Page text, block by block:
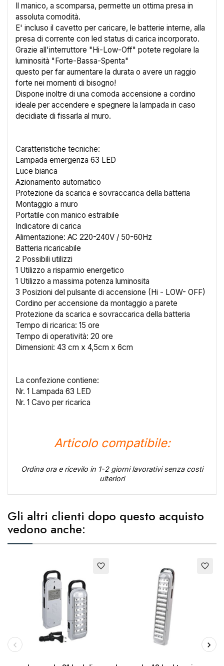
Il manico, a scomparsa, permette un ottima presa in
assoluta comodità.
E' incluso il cavetto per caricare, le batterie interne, alla
presa di corrente con led status di carica incorporato.
Grazie all'interruttore "Hi-Low-Off" potete regolare la
luminosità "Forte-Bassa-Spenta"
questo per far aumentare la durata o avere un raggio
forte nei momenti di bisogno!
Dispone inoltre di una comoda accensione a cordino
ideale per accendere e spegnere la lampada in caso
decidiate di fissarla al muro.
Caratteristiche tecniche:
Lampada emergenza 63 LED
Luce bianca
Azionamento automatico
Protezione da scarica e sovraccarica della batteria
Montaggio a muro
Portatile con manico estraibile
Indicatore di carica
Alimentazione: AC 220-240V / 50-60Hz
Batteria ricaricabile
2 Possibili utilizzi
1 Utilizzo a risparmio energetico
1 Utilizzo a massima potenza luminosita
3 Posizioni del pulsante di accensione (Hi - LOW- OFF)
Cordino per accensione da montaggio a parete
Protezione da scarica e sovraccarica della batteria
Tempo di ricarica: 15 ore
Tempo di operatività: 20 ore
Dimensioni: 43 cm x 4,5cm x 6cm
La confezione contiene:
Nr. 1 Lampada 63 LED
Nr. 1 Cavo per ricarica
Articolo compatibile:
Ordina ora e ricevilo in 1-2 giorni lavorativi senza costi
ulteriori
Gli altri clienti dopo questo acquisto
vedono anche:
favorite_border favorite_border